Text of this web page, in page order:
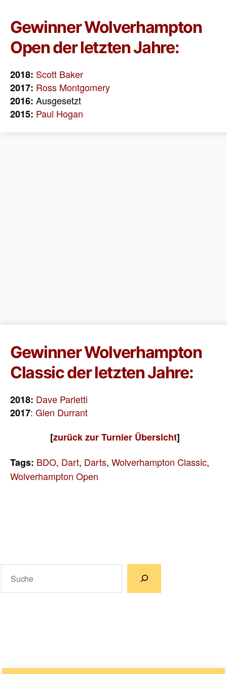
Gewinner Wolverhampton
Open der letzten Jahre:
2018: Scott Baker
2017: Ross Montgomery
2016: Ausgesetzt
2015: Paul Hogan
Gewinner Wolverhampton
Classic der letzten Jahre:
2018: Dave Parletti
2017: Glen Durrant
[zurückzurTurnier Übersicht]
Tags: BDO, Dart, Darts, Wolverhampton Classic,
Wolverhampton Open